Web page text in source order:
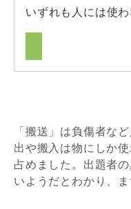
いずれも人には使
「搬送」は負傷者な
出や搬入は物にしか
占めました。出題者
いようだとわかり、